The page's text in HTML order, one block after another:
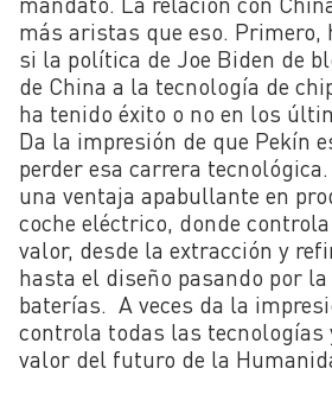
más aristas que eso. Primero,
si la política de Joe Biden de
de China a la tecnología de
ha tenido éxito o no en los
Da la impresión de que Pekín
perder esa carrera
una ventaja apabullante en
coche eléctrico, donde
valor, desde la extracción y
hasta el diseño pasando por
baterías. A veces da la
controla todas las tecnologías
valor del futuro de la